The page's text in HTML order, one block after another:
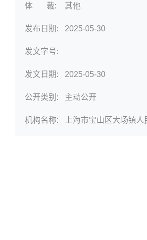
体 裁: 其他
发布日期: 2025-05-30
发文字号:
发文日期: 2025-05-30
公开类别: 主动公开
机构名称: 上海市宝山区大场镇人